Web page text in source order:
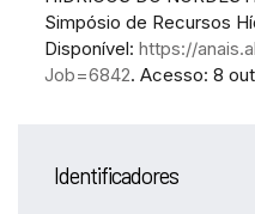
Simpósio de Recursos
Disponível: https://
Job=6842. Acesso: 8
Identificadores